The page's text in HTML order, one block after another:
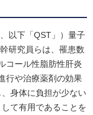
以下「QST」）量子
研究員らは、罹患数
コール性脂肪性肝炎
行や治療薬剤の効果
身体に負担が少ない
て有用であることを